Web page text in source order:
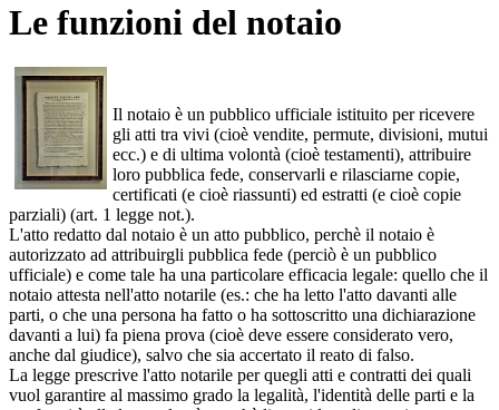
Le funzioni del notaio
Il notaio è un pubblico ufficiale istituito per ricevere
gli atti tra vivi (cioè vendite, permute, divisioni, mutui
ecc.) e di ultima volontà (cioè testamenti), attribuire
loro pubblica fede, conservarli e rilasciarne copie,
certificati (e cioè riassunti) ed estratti (e cioè copie
parziali) (art. 1 legge not.).
L'atto redatto dal notaio è un atto pubblico, perchè il notaio è
autorizzato ad attribuirgli pubblica fede (perciò è un pubblico
ufficiale) e come tale ha una particolare efficacia legale: quello che il
notaio attesta nell'atto notarile (es.: che ha letto l'atto davanti alle
parti, o che una persona ha fatto o ha sottoscritto una dichiarazione
davanti a lui) fa piena prova (cioè deve essere considerato vero,
anche dal giudice), salvo che sia accertato il reato di falso.
La legge prescrive l'atto notarile per quegli atti e contratti dei quali
vuol garantire al massimo grado la legalità, l'identità delle parti e la